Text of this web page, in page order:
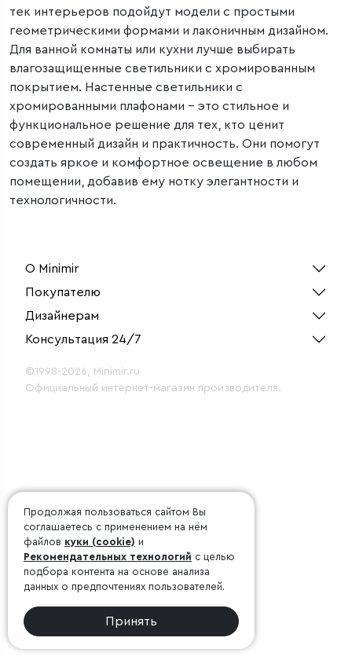
тек интерьеров подойдут модели с простыми
геометрическими формами и лаконичным дизайном.
Для ванной комнаты или кухни лучше выбирать
влагозащищенные светильники с хромированным
покрытием. Настенные светильники с
хромированными плафонами – это стильное и
функциональное решение для тех, кто ценит
современный дизайн и практичность. Они помогут
создать яркое и комфортное освещение в любом
помещении, добавив ему нотку элегантности и
технологичности.
О Minimir
Покупателю
Дизайнерам
Консультация 24/7
©1998-2026, Minimir.ru
Официальный интернет-магазин производителя.
Продолжая пользоваться сайтом Вы
соглашаетесь с применением на нём
файлов куки (cookie) и
Рекомендательных технологий с целью
подбора контента на основе анализа
данных о предпочтениях пользователей.
Принять